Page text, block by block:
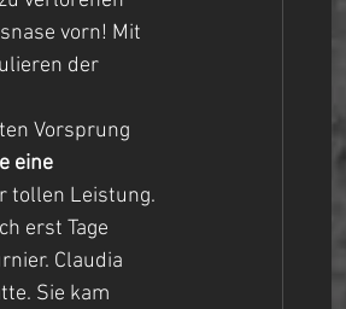
vorn! Mit
der
Vorsprung
eine
tollen Leistung.
erst Tage
Claudia
Sie kam